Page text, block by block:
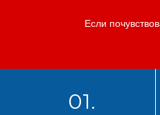
Если
01.